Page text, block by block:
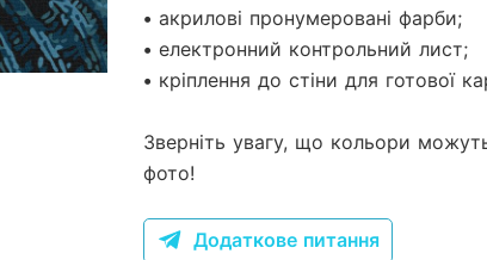
• акрилові пронумеровані фарби;
• електронний контрольний лист;
• кріплення до стіни для готової
Зверніть увагу, що кольори
фото!
Додаткове питання